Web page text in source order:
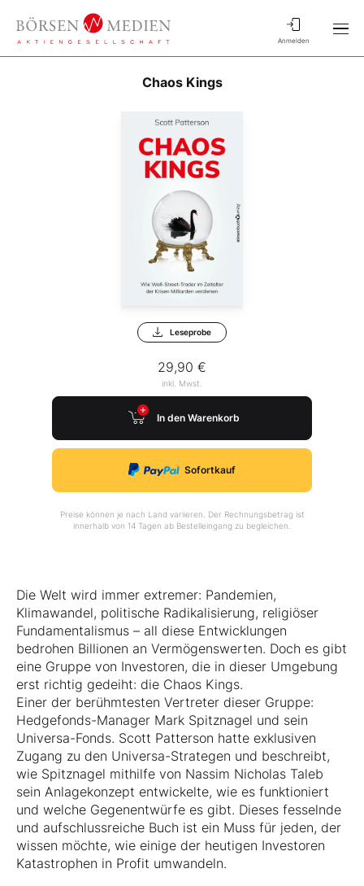
Anmelden
Chaos Kings
Leseprobe
29,90 €
inkl. Mwst.
In den Warenkorb
Sofortkauf
Preise können je nach Land variieren. Der Rechnungsbetrag ist
innerhalb von 14 Tagen ab Bestelleingang zu begleichen.
Die Welt wird immer extremer: Pandemien,
Klimawandel, politische Radikalisierung, religiöser
Fundamentalismus – all diese Entwicklungen
bedrohen Billionen an Vermögenswerten. Doch es gibt
eine Gruppe von Investoren, die in dieser Umgebung
erst richtig gedeiht: die Chaos Kings.
Einer der berühmtesten Vertreter dieser Gruppe:
Hedgefonds-Manager Mark Spitznagel und sein
Universa-Fonds. Scott Patterson hatte exklusiven
Zugang zu den Universa-Strategen und beschreibt,
wie Spitznagel mithilfe von Nassim Nicholas Taleb
sein Anlagekonzept entwickelte, wie es funktioniert
und welche Gegenentwürfe es gibt. Dieses fesselnde
und aufschlussreiche Buch ist ein Muss für jeden, der
wissen möchte, wie einige der heutigen Investoren
Katastrophen in Profit umwandeln.